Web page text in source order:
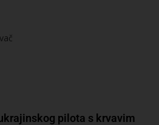
pilota s krvavim